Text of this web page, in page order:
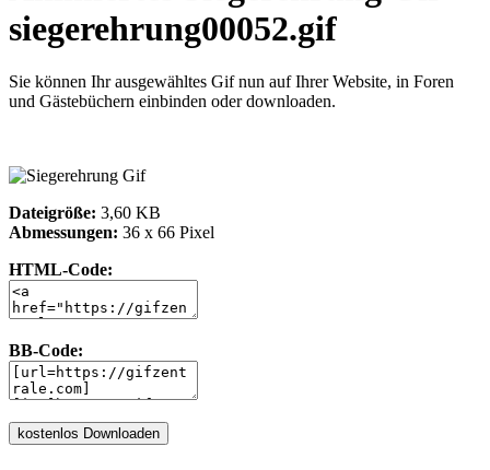
siegerehrung00052.gif
Sie können Ihr ausgewähltes Gif nun auf Ihrer Website, in Foren
und Gästebüchern einbinden oder downloaden.
Dateigröße: 3,60 KB
Abmessungen: 36 x 66 Pixel
HTML-Code:
BB-Code: